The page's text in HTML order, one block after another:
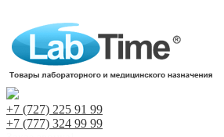
+7 (727) 225 91 99
+7 (777) 324 99 99